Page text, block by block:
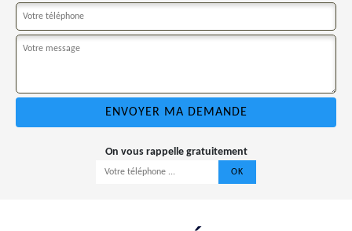
On vous rappelle gratuitement